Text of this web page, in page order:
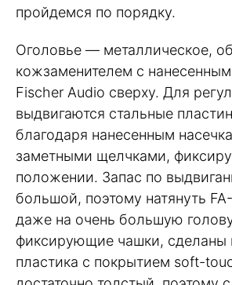
пройдемся по порядку.
Оголовье — металлическое,
кожзаменителем с
Fischer Audio сверху. Для
выдвигаются стальные
благодаря нанесенным
заметными щелчками,
положении. Запас по
большой, поэтому натянуть
даже на очень большую
фиксирующие чашки, сделаны
пластика с покрытием soft-